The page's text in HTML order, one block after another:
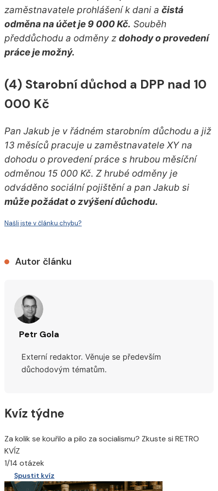
zaměstnavatele prohlášení k dani a čistá
odměna na účet je 9 000 Kč. Souběh
předdůchodu a odměny z dohody o provedení
práce je možný.
(4) Starobní důchod a DPP nad 10
000 Kč
Pan Jakub je v řádném starobním důchodu a již
13 měsíců pracuje u zaměstnavatele XY na
dohodu o provedení práce s hrubou měsíční
odměnou 15 000 Kč. Z hrubé odměny je
odváděno sociální pojištění a pan Jakub si
může požádat o zvýšení důchodu.
Našli jste v článku chybu?
Autor článku
Petr Gola
Externí redaktor. Věnuje se především
důchodovým tématům.
Kvíz týdne
Za kolik se kouřilo a pilo za socialismu? Zkuste si RETRO
KVÍZ
1/14 otázek
Spustit kvíz